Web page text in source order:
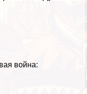
война: